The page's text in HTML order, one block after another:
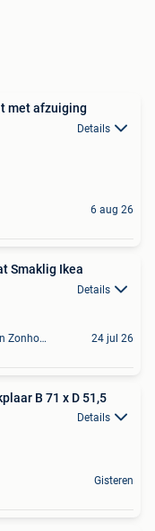
met afzuiging
Details
6 aug 26
Smaklig Ikea
Details
Houthalen+ Deel Van Zonhoven En Zolder 24 jul 26
B 71 x D 51,5
Details
Gisteren